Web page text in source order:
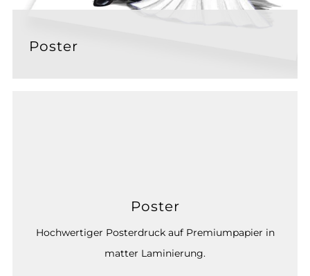
Poster
Poster
Hochwertiger Posterdruck auf Premiumpapier in
matter Laminierung.